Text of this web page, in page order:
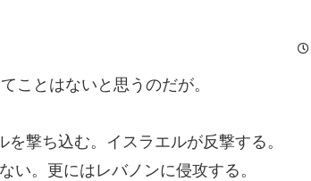
ことはないと思うのだが。
撃ち込む。イスラエルが反撃する。
い。更にはレバノンに侵攻する。